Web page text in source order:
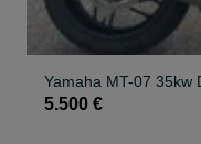
Yamaha MT-07 35kw
5.500 €